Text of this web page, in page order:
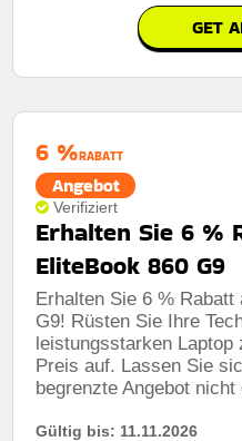
GET
6 %RABATT
Angebot
Verifiziert
Erhalten Sie 6 %
EliteBook 860 G9
Erhalten Sie 6 %
G9! Rüsten Sie Ihre
leistungsstarken Laptop
Preis auf. Lassen Sie
begrenzte Angebot nicht
Gültig bis: 11.11.2026